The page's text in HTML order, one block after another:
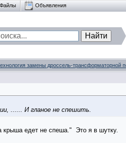
Файлы Объявления
замены дроссель-трансформаторной
...... И гланое не спешить.
едет не спеша."
Это я в шутку.